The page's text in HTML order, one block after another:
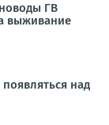
ГВ
выживание
над